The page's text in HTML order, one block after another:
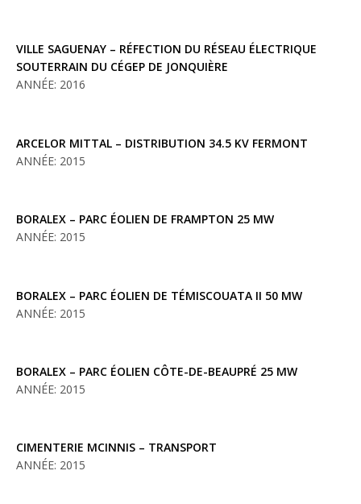
VILLE SAGUENAY – RÉFECTION DU RÉSEAU ÉLECTRIQUE
SOUTERRAIN DU CÉGEP DE JONQUIÈRE
ANNÉE: 2016
ARCELOR MITTAL – DISTRIBUTION 34.5 KV FERMONT
ANNÉE: 2015
BORALEX – PARC ÉOLIEN DE FRAMPTON 25 MW
ANNÉE: 2015
BORALEX – PARC ÉOLIEN DE TÉMISCOUATA II 50 MW
ANNÉE: 2015
BORALEX – PARC ÉOLIEN CÔTE-DE-BEAUPRÉ 25 MW
ANNÉE: 2015
CIMENTERIE MCINNIS – TRANSPORT
ANNÉE: 2015